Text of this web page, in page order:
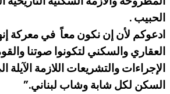
الحبيب .
ادعوكم لأن إن نكون معاً في معركة
العقاري والسكني لتكونوا صوتنا
الإجراءات والتشريعات اللازمة
السكن لكل شابة وشاب لبناني.”